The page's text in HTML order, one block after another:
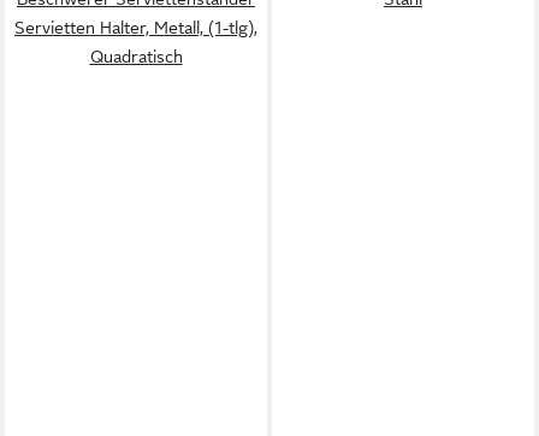
Servietten Halter, Metall, (1-tlg),
Quadratisch